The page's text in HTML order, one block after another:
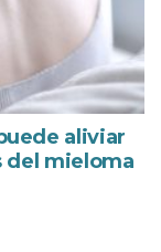
aliviar
del mieloma